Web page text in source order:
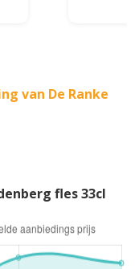
van De Ranke
fles 33cl